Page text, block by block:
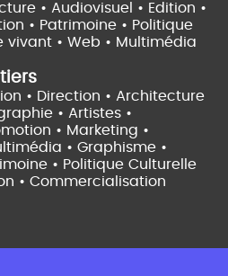
• Audiovisuel • Edition •
• Patrimoine • Politique
vivant • Web • Multimédia
• Direction • Architecture
• Artistes •
• Marketing •
• Graphisme •
• Politique Culturelle
• Commercialisation